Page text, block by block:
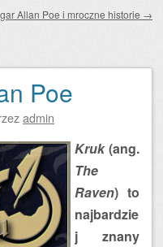
Allan Poe i mroczne historie →
Poe
admin
Kruk (ang.
The
Raven) to
najbardzie
j znany